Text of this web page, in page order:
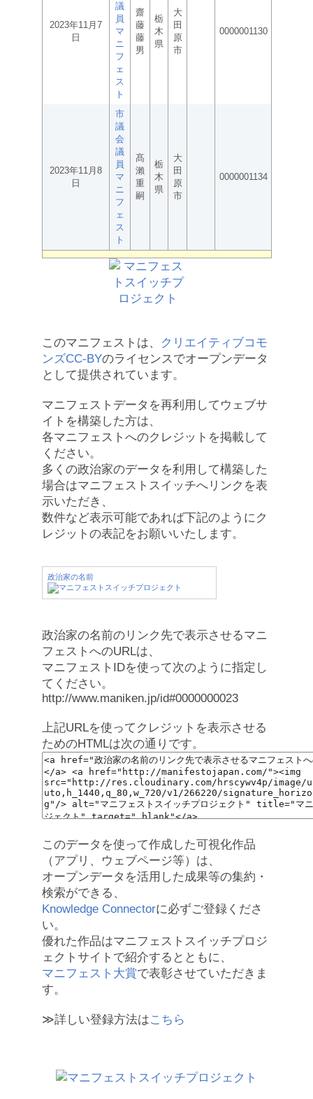
2023年11月7
日
議
員
マ
ニ
フ
ェ
ス
ト
齋
藤
藤
男
栃
木
県
大
田
原
市
0000001130
2023年11月8
日
市
議
会
議
員
マ
ニ
フ
ェ
ス
ト
髙
瀨
重
嗣
栃
木
県
大
田
原
市
0000001134
このマニフェストは、
クリエイティブコモ
ンズCC-BYのライセンスでオープンデータ
として提供されています。
マニフェストデータを再利用してウェブサ
イトを構築した方は、
各マニフェストへのクレジットを掲載して
ください。
多くの政治家のデータを利用して構築した
場合はマニフェストスイッチへリンクを表
示いただき、
数件など表示可能であれば下記のようにク
レジットの表記をお願いいたします。
政治家の名前
政治家の名前のリンク先で表示させるマニ
フェストへのURLは、
マニフェストIDを使って次のように指定し
てください。
http://www.maniken.jp/id#0000000023
上記URLを使ってクレジットを表示させる
ためのHTMLは次の通りです。
このデータを使って作成した可視化作品
（アプリ、ウェブページ等）は、
オープンデータを活用した成果等の集約・
検索ができる、
Knowledge Connectorに必ずご登録くださ
い。
優れた作品はマニフェストスイッチプロジ
ェクトサイトで紹介するとともに、
マニフェスト大賞で表彰させていただきま
す。
≫詳しい登録方法はこちら